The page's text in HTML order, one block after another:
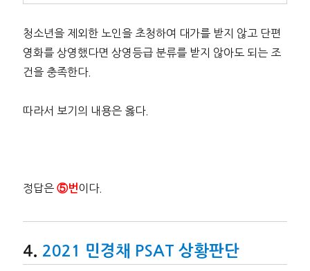
청소년을 제외한 노인을 초청하여 대가를 받지 않고 단편
영화를 상영했다면 상영등급 분류를 받지 않아도 되는 조
건을 충족한다.
따라서 보기의 내용은 옳다.
정답은 ⑤번 이다.
2021 민경채 PSAT 상황판단